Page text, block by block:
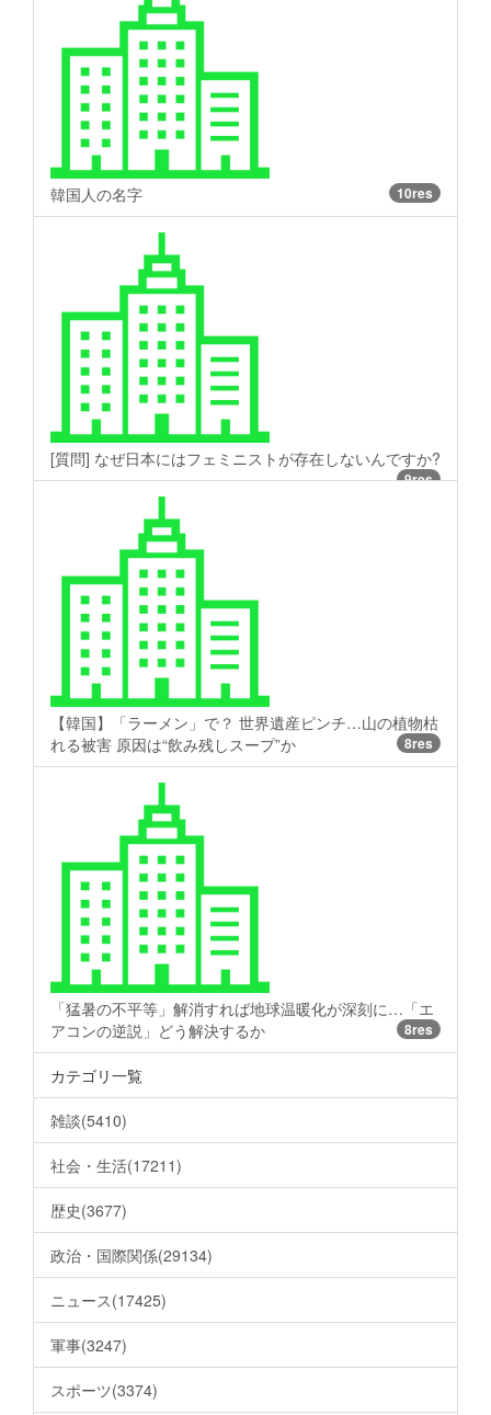
韓国人の名字 10res
[質問] なぜ日本にはフェミニストが存在しないんですか?
9res
【韓国】「ラーメン」で？ 世界遺産ピンチ…山の植物枯
れる被害 原因は“飲み残しスープ”か
8res
「猛暑の不平等」解消すれば地球温暖化が深刻に…「エ
アコンの逆説」どう解決するか
8res
カテゴリ一覧
雑談(5410)
社会・生活(17211)
歴史(3677)
政治・国際関係(29134)
ニュース(17425)
軍事(3247)
スポーツ(3374)